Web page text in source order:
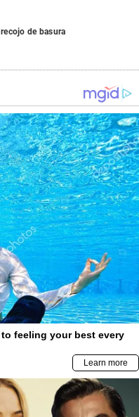
recojo de basura